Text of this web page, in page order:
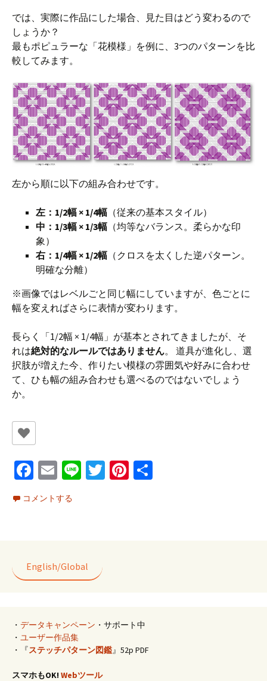
では、実際に作品にした場合、見た目はどう変わるので
しょうか？
最もポピュラーな「花模様」を例に、3つのパターンを比
較してみます。
左から順に以下の組み合わせです。
左：1/2幅 × 1/4幅 （従来の基本スタイル）
中：1/3幅 × 1/3幅 （均等なバランス。柔らかな印
象）
右：1/4幅 × 1/2幅 （クロスを太くした逆パターン。
明確な分離）
※画像ではレベルごと同じ幅にしていますが、色ごとに
幅を変えればさらに表情が変わります。
長らく「1/2幅 × 1/4幅」が基本とされてきましたが、そ
れは絶対的なルールではありません。 道具が進化し、選
択肢が増えた今、作りたい模様の雰囲気や好みに合わせ
て、ひも幅の組み合わせも選べるのではないでしょう
か。
Fa
ce
b
k
E
m
ai
Li T
Pi
コメントする
English/Global
・ データキャンペーン ・サポート中
・ ユーザー作品集
・『ステッチパターン図鑑』52p PDF
スマホもOK! Webツール